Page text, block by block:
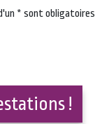
* sont obligatoires
!